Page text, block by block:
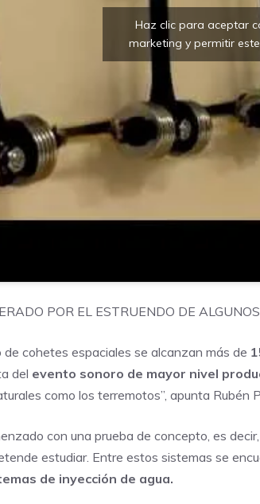
Haz clic para aceptar
marketing y permitir
POR EL ESTRUENDO DE
de cohetes espaciales se alcanzan más de
del evento sonoro de mayor nivel
como los terremotos”, apunta Rubén
con una prueba de concepto, es
estudiar. Entre estos sistemas se
de inyección de agua.